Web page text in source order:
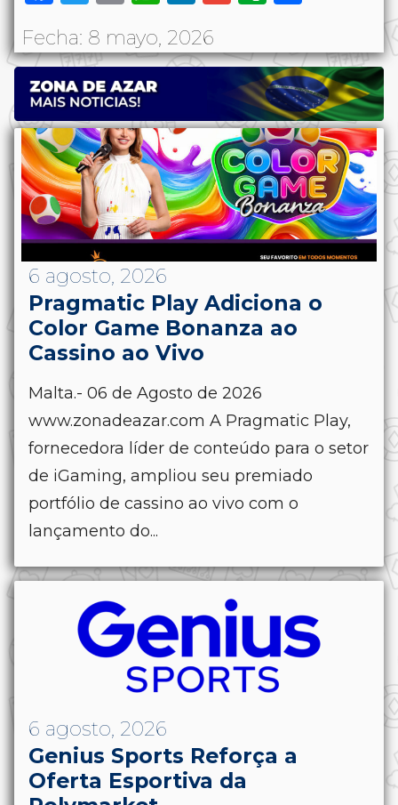
Fecha: 8 mayo, 2026
6 agosto, 2026
Pragmatic Play Adiciona o
Color Game Bonanza ao
Cassino ao Vivo
Malta.- 06 de Agosto de 2026
www.zonadeazar.com A Pragmatic Play,
fornecedora líder de conteúdo para o setor
de iGaming, ampliou seu premiado
portfólio de cassino ao vivo com o
lançamento do...
6 agosto, 2026
Genius Sports Reforça a
Oferta Esportiva da